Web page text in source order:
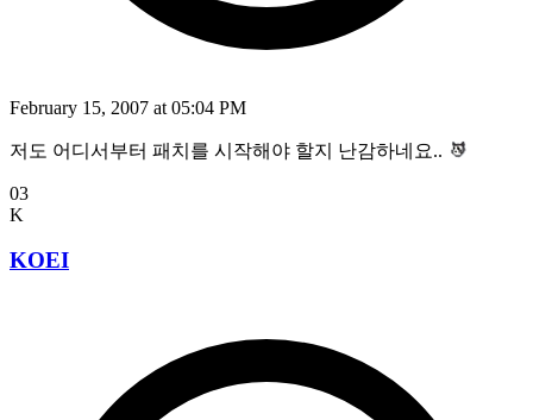
February 15, 2007 at 05:04 PM
저도 어디서부터 패치를 시작해야 할지 난감하네요..
03
K
KOEI